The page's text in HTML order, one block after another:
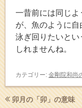
一昔前には同じよ
が、魚のように自
泳ぎ回りたいとい
しれませんね。
カテゴリー: 金剛院和尚
卯月の「卯」の意味